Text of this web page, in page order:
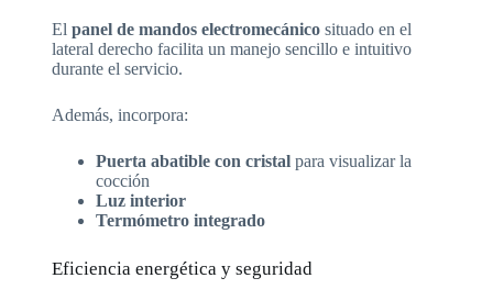
El panel de mandos electromecánicosituado en el
lateral derecho facilita un manejo sencillo e intuitivo
durante el servicio.
Además, incorpora:
Puerta abatible con cristalpara visualizar la
cocción
Luz interior
Termómetro integrado
Eficiencia energética y seguridad